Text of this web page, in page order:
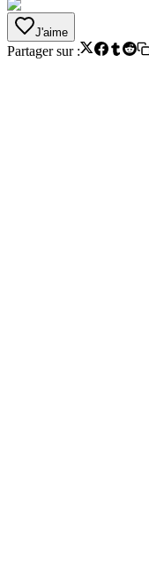
J'aime
Partager sur :